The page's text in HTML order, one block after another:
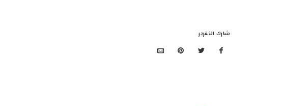
شارك التقرير